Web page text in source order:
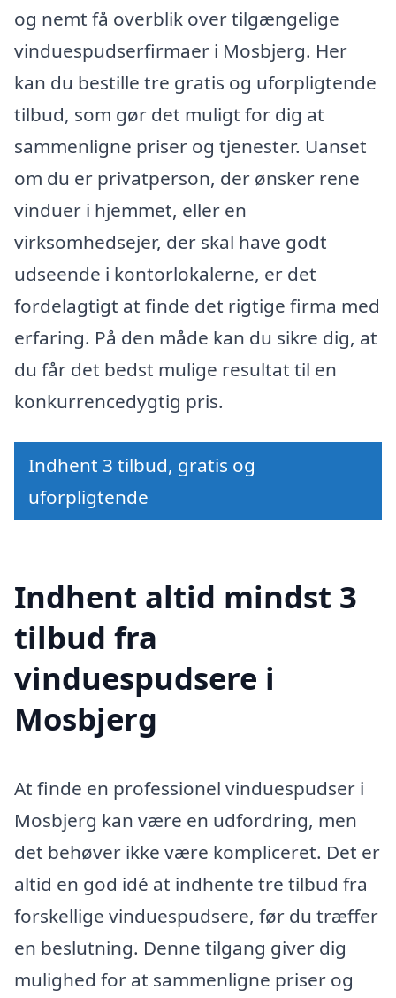
og nemt få overblik over tilgængelige
vinduespudserfirmaer i Mosbjerg. Her
kan du bestille tre gratis og uforpligtende
tilbud, som gør det muligt for dig at
sammenligne priser og tjenester. Uanset
om du er privatperson, der ønsker rene
vinduer i hjemmet, eller en
virksomhedsejer, der skal have godt
udseende i kontorlokalerne, er det
fordelagtigt at finde det rigtige firma med
erfaring. På den måde kan du sikre dig, at
du får det bedst mulige resultat til en
konkurrencedygtig pris.
Indhent 3 tilbud, gratis og
uforpligtende
Indhent altid mindst 3
tilbud fra
vinduespudsere i
Mosbjerg
At finde en professionel vinduespudser i
Mosbjerg kan være en udfordring, men
det behøver ikke være kompliceret. Det er
altid en god idé at indhente tre tilbud fra
forskellige vinduespudsere, før du træffer
en beslutning. Denne tilgang giver dig
mulighed for at sammenligne priser og